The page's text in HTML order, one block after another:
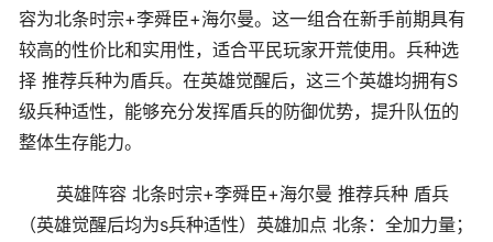
容为北条时宗+李舜臣+海尔曼。这一组合在新手前期具有
较高的性价比和实用性，适合平民玩家开荒使用。兵种选
择 推荐兵种为盾兵。在英雄觉醒后，这三个英雄均拥有S
级兵种适性，能够充分发挥盾兵的防御优势，提升队伍的
整体生存能力。
英雄阵容 北条时宗+李舜臣+海尔曼 推荐兵种 盾兵
（英雄觉醒后均为s兵种适性）英雄加点 北条：全加力量；